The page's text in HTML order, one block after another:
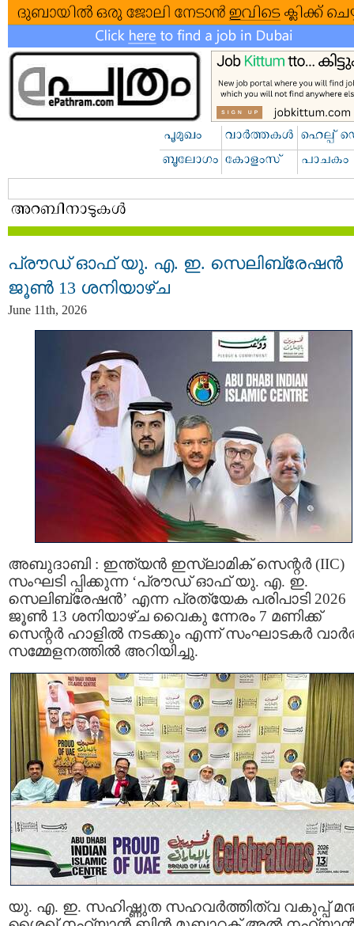
പ്രൗഡ് ഓഫ് യു. എ. ഇ. സെലിബ്രേഷൻ
ജൂൺ 13 ശനിയാഴ്ച
June 11th, 2026
അബുദാബി : ഇന്ത്യൻ ഇസ്ലാമിക് സെന്റർ (IIC)
സംഘടി പ്പിക്കുന്ന ‘പ്രൗഡ് ഓഫ് യു. എ. ഇ.
സെലിബ്രേഷൻ’ എന്ന പ്രത്യേക പരിപാടി 2026
ജൂൺ 13 ശനിയാഴ്ച വൈകു ന്നേരം 7 മണിക്ക്
സെന്റർ ഹാളിൽ നടക്കും എന്ന് സംഘാടകർ
സമ്മേളനത്തിൽ അറിയിച്ചു.
യു. എ. ഇ. സഹിഷ്ണുത സഹവർത്തിത്വ വകുപ്പ്